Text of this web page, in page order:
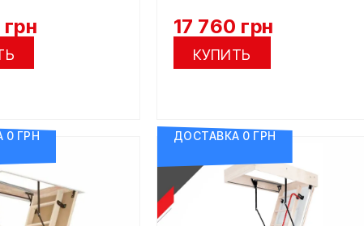
грн 17 760 грн
КУПИТЬ
0 ГРН ДОСТАВКА 0 ГРН